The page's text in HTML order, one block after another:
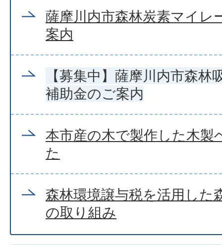
薩摩川内市森林炭素マイレ
案内
【募集中】薩摩川内市森林
補助金のご案内
本市産の木で製作した木製
た
森林環境譲与税を活用した
の取り組み